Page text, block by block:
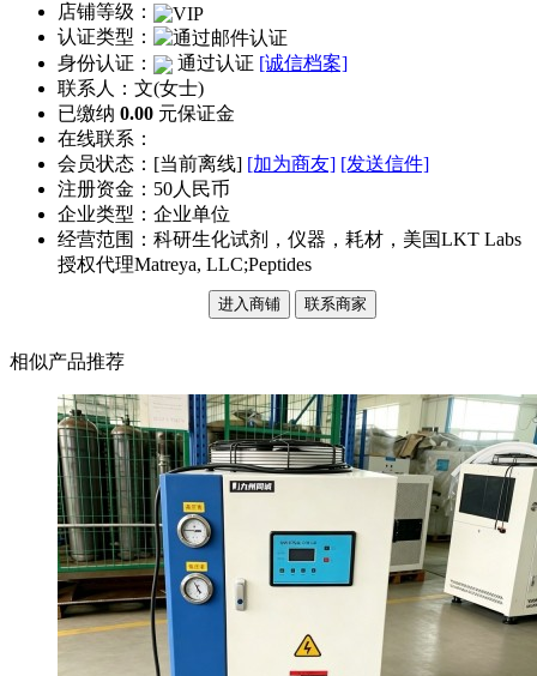
店铺等级：
认证类型：
身份认证：
通过认证 [诚信档案]
联系人：文(女士)
已缴纳 0.00 元保证金
在线联系：
会员状态：[当前离线] [加为商友] [发送信件]
注册资金：50人民币
企业类型：企业单位
经营范围：科研生化试剂，仪器，耗材，美国LKT Labs
授权代理Matreya, LLC;Peptides
进入商铺 联系商家
相似产品推荐